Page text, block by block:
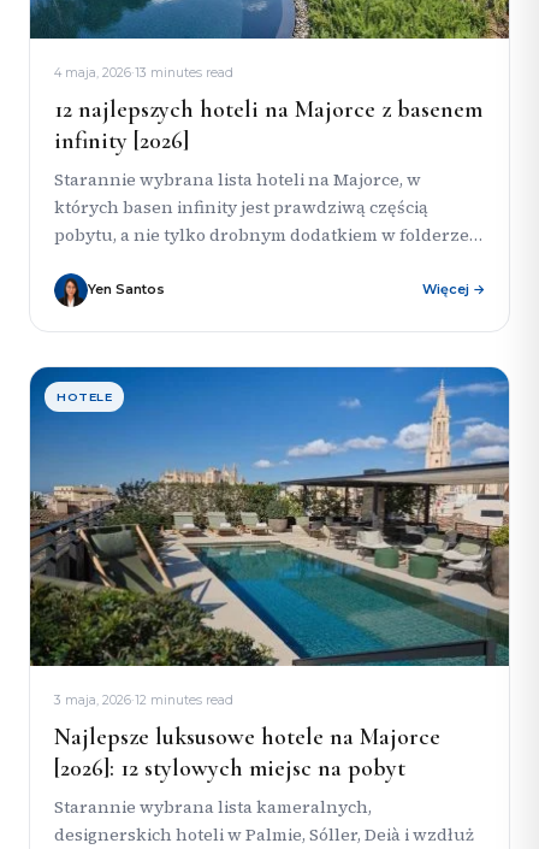
4 maja, 2026·13 minutes read
12 najlepszych hoteli na Majorce z basenem
infinity [2026]
Starannie wybrana lista hoteli na Majorce, w
których basen infinity jest prawdziwą częścią
pobytu, a nie tylko drobnym dodatkiem w folderze
Yen Santos Więcej →
HOTELE
3 maja, 2026·12 minutes read
Najlepsze luksusowe hotele na Majorce
[2026]: 12 stylowych miejsc na pobyt
Starannie wybrana lista kameralnych,
designerskich hoteli w Palmie, Sóller, Deià i wzdłuż